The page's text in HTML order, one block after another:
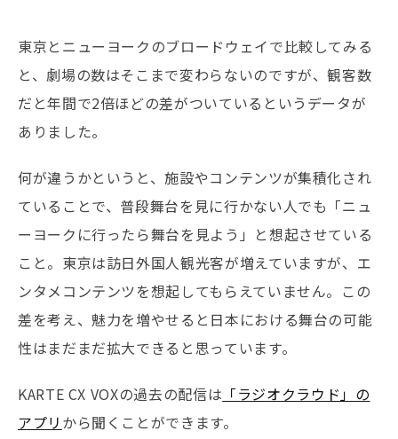
東京とニューヨークのブロードウェイで比較してみる
と、劇場の数はそこまで変わらないのですが、観客数
だと年間で2倍ほどの差がついているというデータが
ありました。
何が違うかというと、施設やコンテンツが集積化され
ていることで、普段舞台を見に行かない人でも「ニュ
ーヨークに行ったら舞台を見よう」と想起させている
こと。東京は訪日外国人観光客が増えていますが、エ
ンタメコンテンツを想起してもらえていません。この
差を考え、魅力を増やせると日本における舞台の可能
性はまだまだ拡大できると思っています。
KARTE CX VOXの過去の配信は 「ラジオクラウド」の
アプリ から聞くことができます。